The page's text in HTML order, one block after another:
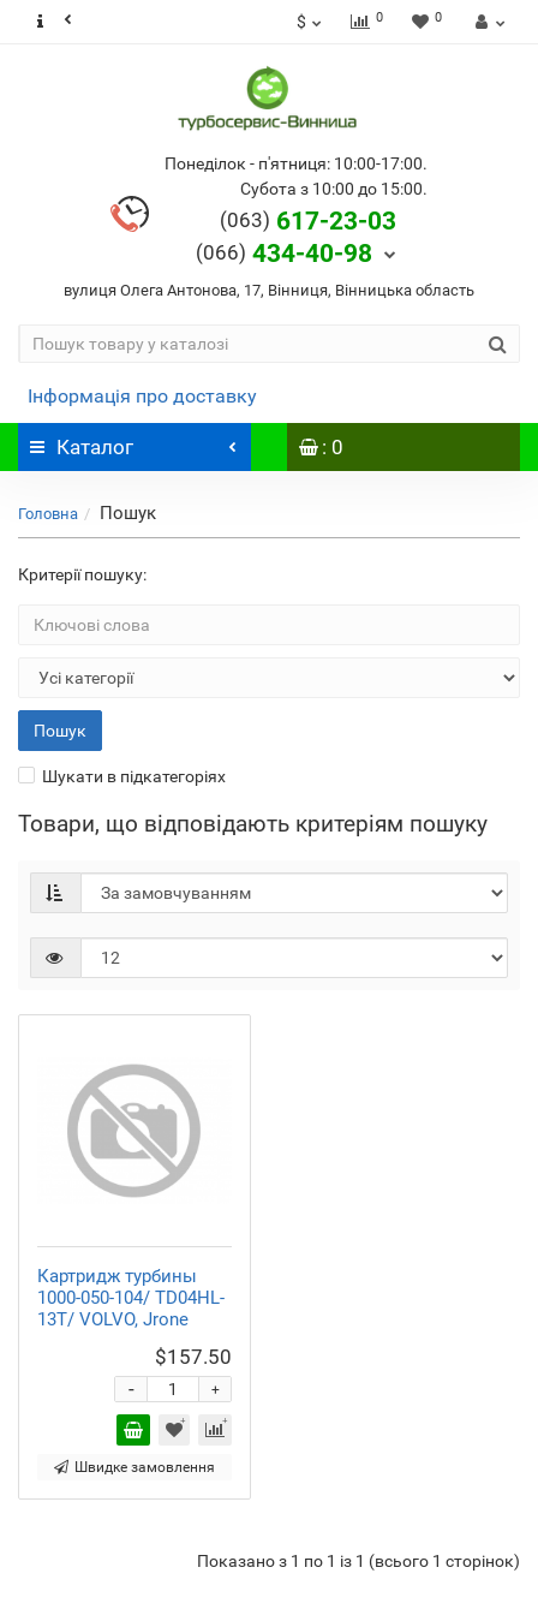
$ 0 0
Понеділок - п'ятниця: 10:00-17:00.
Субота з 10:00 до 15:00.
(063) 617-23-03
(066) 434-40-98
вулиця Олега Антонова, 17, Вінниця, Вінницька область
Інформація про доставку
Каталог : 0
Головна Пошук
Критерії пошуку:
Шукати в підкатегоріях
Товари, що відповідають критеріям пошуку
Картридж турбины
1000-050-104/ TD04HL-
13T/ VOLVO, Jrone
$157.50
+
-
Швидке замовлення
Показано з 1 по 1 із 1 (всього 1 сторінок)